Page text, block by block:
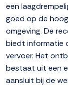
een
goed op de
omgeving. De
biedt informatie
vervoer. Het
bestaat uit een
aansluit bij de